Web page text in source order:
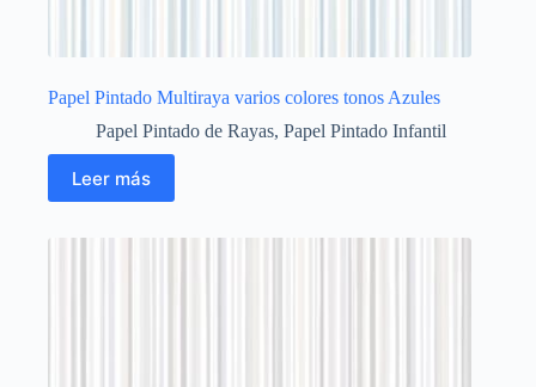
Papel Pintado Multiraya varios colores tonos Azules
Papel Pintado de Rayas, Papel Pintado Infantil
Leer más